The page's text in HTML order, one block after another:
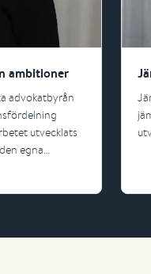
ambitioner
advokatbyrån
utvecklats
egna